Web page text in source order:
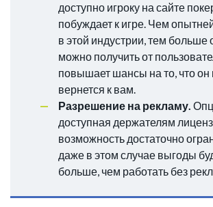
доступно игроку на сайте
побуждает к игре. Чем
в этой индустрии, тем больше
можно получить от
повышает шансы на то, что он
вернется к вам.
Разрешение на рекламу.
доступная держателям
возможность достаточно
даже в этом случае выгоды
больше, чем работать без